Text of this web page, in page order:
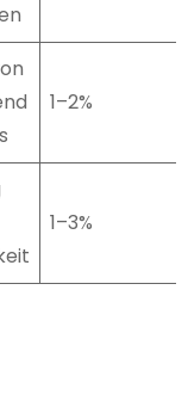
1–2%
1–3%